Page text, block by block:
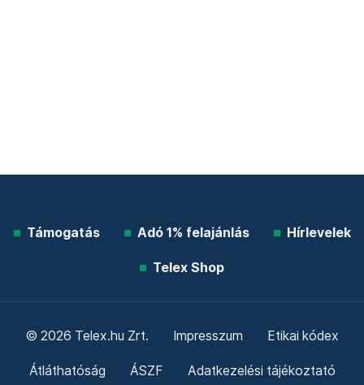
Támogatás Adó 1% felajánlás Hírlevelek
Telex Shop
© 2026 Telex.hu Zrt. Impresszum Etikai kódex
Átláthatóság ÁSZF Adatkezelési tájékoztató